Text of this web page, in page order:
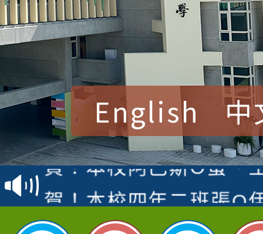
English 中
賀！本校參加桃園市中
賽 洪綺君教師榮獲社
名
賀！本校阿巴斯O蜜、
倩參加桃園市科展 國
名 指導老師王老師、
賀！本校四年二班張O
園市英語競賽國小朗讀
賀！本校參加桃園市中